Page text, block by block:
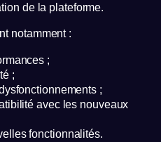
de la plateforme.
notamment :
;
;
;
avec les nouveaux
fonctionnalités.